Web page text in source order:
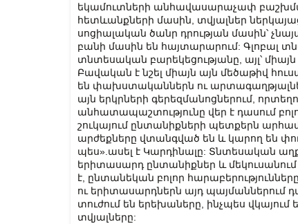
եկամուտների անհավասարաչափ
հետևանքների մասին, տվյալներ
սոցիալական ծանր դրության մասին՝
բանի մասին են հայտարարում: Գլոբալ
տնտեսական բարեկեցությանը, այլ՝
Բավական է նշել միայն այն մեծաթիվ
են փախստականներն ու
այն երկրների գերեզմանոցներում,
անհատապաշտությունը վեր է դասում
շուկայում ընտանիքների պետքերն
արժեքները վտանգված են և կարող են
պես».ասել է Կարդինալը: Տնտեսական
երիտասարդ ընտանիքներ և
է, ընտանեկան բոլոր
ու երիտասարդներն այդ պայմաններում
տուժում են երեխաները, ինչպես
տվյալները: